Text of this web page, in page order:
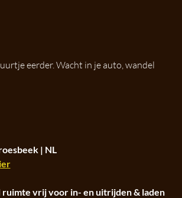
eerder. Wacht in je auto, wandel
| NL
ruimte vrij voor in- en uitrijden & laden